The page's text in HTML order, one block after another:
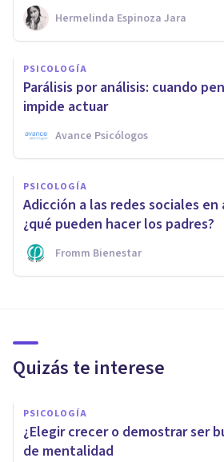
Hermelinda Espinoza Jara
PSICOLOGÍA
Parálisis por análisis: cuando
impide actuar
Avance Psicólogos
PSICOLOGÍA
Adicción a las redes sociales
¿qué pueden hacer los padres?
Fromm Bienestar
Quizás te interese
PSICOLOGÍA
¿Elegir crecer o demostrar ser
de mentalidad